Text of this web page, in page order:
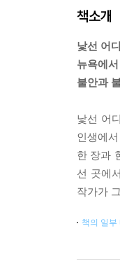
책소개
낯선 어
뉴욕에
불안과
낯선 어
인생에
한 장과
선 곳에
작가가
책의 일부